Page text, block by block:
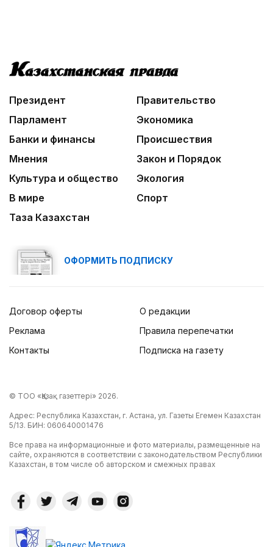
Президент
Правительство
Парламент
Экономика
Банки и финансы
Происшествия
Мнения
Закон и Порядок
Культура и общество
Экология
В мире
Спорт
Таза Казахстан
ОФОРМИТЬ ПОДПИСКУ
Договор оферты
Реклама
Контакты
О редакции
Правила перепечатки
Подписка на газету
© ТОО «Қазақ газеттері» 2026.
Адрес: Республика Казахстан, г. Астана, ул. Газеты Егемен Казахстан
5/13. БИН: 060640001476
Все права на информационные и фото материалы, размещенные на
сайте, охраняются в соответствии с законодательством Республики
Казахстан, в том числе об авторском и смежных правах